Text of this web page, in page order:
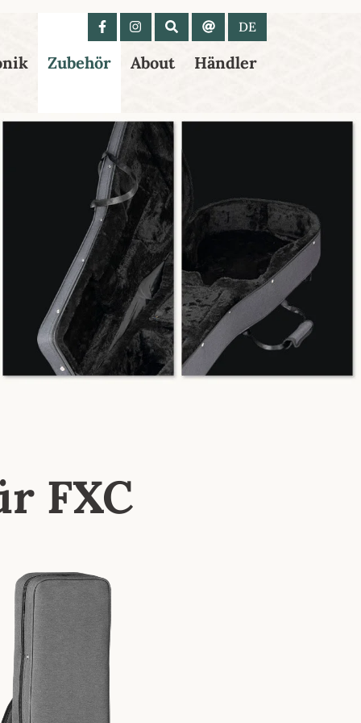
Zubehör About Händler
DE
FXC